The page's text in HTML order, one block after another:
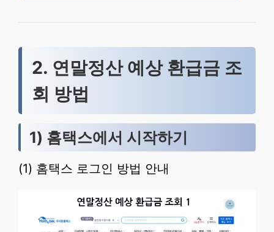
2. 연말정산 예상 환급금 조
회 방법
1) 홈택스에서 시작하기
(1) 홈택스 로그인 방법 안내